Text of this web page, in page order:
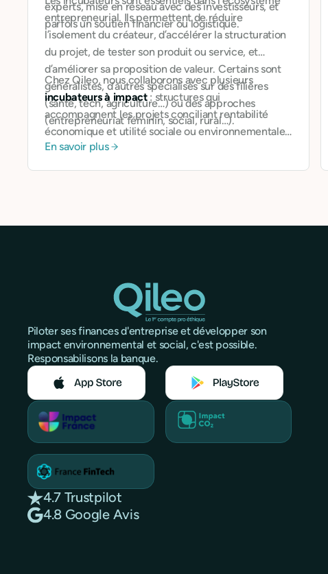
experts, mise en réseau avec des investisseurs, et
parfois un soutien financier ou logistique.
entrepreneurial. Ils permettent de réduire
l’isolement du créateur, d’accélérer la structuration
du projet, de tester son produit ou service, et
d’améliorer sa proposition de valeur. Certains sont
généralistes, d’autres spécialisés sur des filières
(santé, tech, agriculture…) ou des approches
(entrepreneuriat féminin, social, rural…).
Chez Qileo, nous collaborons avec plusieurs
incubateurs à impact: structures qui
accompagnent les projets conciliant rentabilité
économique et utilité sociale ou environnementale.
Nous facilitons la gestion bancaire des
En savoir plus
Piloter ses finances d'entreprise et développer son
impact environnemental et social, c'est possible.
Responsabilisons la banque.
4.7 Trustpilot
4.8 Google Avis